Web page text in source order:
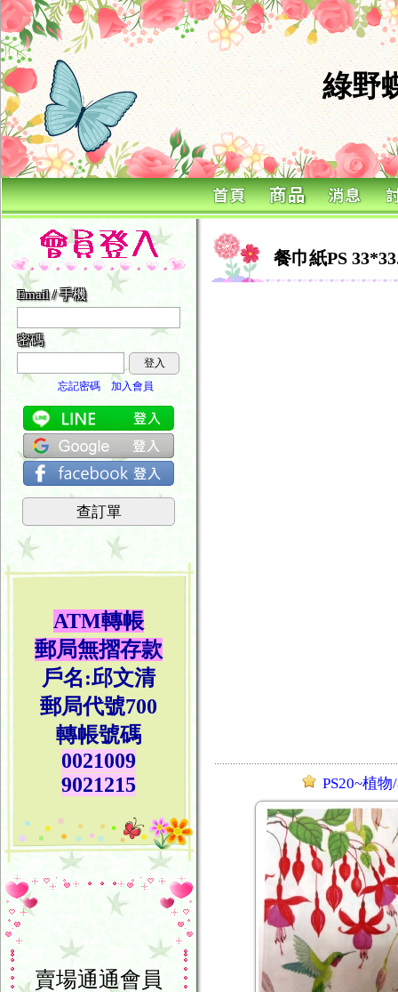
綠野
Email / 手機
密碼
登入
忘記密碼
加入會員
查訂單
ATM轉帳
郵局無摺存款
戶名:邱文清
郵局代號700
轉帳號碼
0021009
9021215
賣場通通會員
餐巾紙PS
PS20~植